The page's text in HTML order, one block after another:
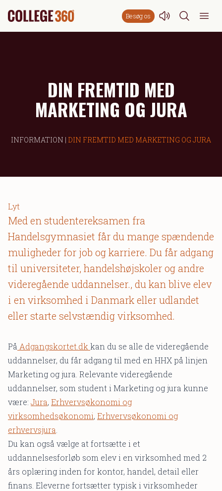
Besøg os
DIN FREMTID MED
MARKETING OG JURA
INFORMATION | DIN FREMTID MED MARKETING OG JURA
Lyt
Med en studentereksamen fra
Handelsgymnasiet får du mange spændende
muligheder for job og karriere. Du får adgang
til universiteter, handelshøjskoler og andre
videregående uddannelser., du kan blive elev
i en virksomhed i Danmark eller udlandet
eller starte selvstændig virksomhed.
På Adgangskortet.dk kan du se alle de videregående
uddannelser, du får adgang til med en HHX på linjen
Marketing og jura. Relevante videregående
uddannelser, som student i Marketing og jura kunne
være: Jura, Erhvervsøkonomi og
virksomhedsøkonomi, Erhvervsøkonomi og
erhvervsjura
Du kan også vælge at fortsætte i et
uddannelsesforløb som elev i en virksomhed med 2
års oplæring inden for kontor, handel, detail eller
finans. Eleverne fortsætter typisk i virksomheder